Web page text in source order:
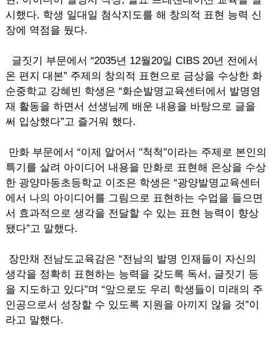
시했다. 학생 일대일 첨삭지도를 해 창의적 표현 능력 신
장에 역점을 뒀다.
글짓기 부문에서 “2035년 12월20일 CIBS 20년 전에서
온 편지 대본” 주제의 창의적 표현으로 금상을 수상한 화
순중학교 강혜빈 학생은 “화순발명교육센터에서 발명영
재 활동을 하면서 선생님께 배운 내용을 바탕으로 글을
써 입상했다”고 즐거워 했다.
만화 부문에서 “이제 알어서 "척척"이라는 주제로 본인의
특기를 살려 아이디어 내용을 만화로 표현해 은상을 수상
한 광양마동초등학교 이조은 학생은 “광양발명교육센터
에서 나의 아이디어를 그림으로 표현하는 수업을 들으면
서 효과적으로 생각을 전달할 수 있는 표현 능력이 향상
됐다”고 말했다.
장만채 전남도교육감은 “전남의 발명 인재들이 자신의
생각을 정확히 표현하는 능력을 갖도록 독서, 글짓기 등
을 지도하고 있다”며 “앞으로도 우리 학생들이 미래의 주
인공으로서 성장할 수 있도록 지원을 아끼지 않을 것”이
라고 말했다.